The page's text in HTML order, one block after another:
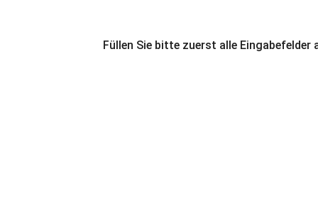
Füllen Sie bitte zuerst alle Eingabefelder